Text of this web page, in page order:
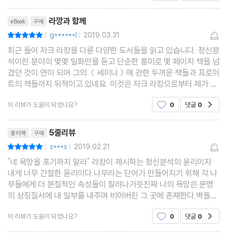
eBook 구매 라깡과 함께
| g******l | 2019.03.31
최근 들어 자크 라캉을 다룬 다양한 도서들을 읽고 있습니다. 정신분
석이란 분야의 몇몇 일화만을 듣고 단순한 흥미로 몇 페이지 책을 넘
겼던 것이 연이 되어 그의 ＜세미나＞에 관한 두꺼운 책들과 프로이
트의 책들까지 뒤적이고 있네요. 이것은 자크 라캉으로부터 제가 무
엇인가 조짐을 발견했다는 말이 될 듯합니다. 꼭 이런 방식으로 만나
는 작가와 사상가들이 과거에도 있었습니다.
이 리뷰가 도움이 되었나요? 0 댓글 0
종이책 구매 5줄리뷰
| s***s | 2019.02.21
"네 욕망을 포기하지 말라" 라캉이 제시하는 정신분석의 윤리이자
내게 너무 간절한 윤리이다.나무라는 단어가 만들어지기 위해 각 나
무들에게 더 본질적인 속성들이 잘려나가듯진짜 나의 욕망은 문명
의 상징질서에 내 일부를 내주며 비어버린 그 곳에 존재한다.벽돌이
다양해도 집의 본질은 그 공간에 있듯 내 특성들은 내가 아니다. 나
의 본질은 공백에 존재한다.내 욕망을 사랑하자.
이 리뷰가 도움이 되었나요? 0 댓글 0